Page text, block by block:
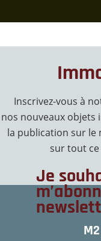
Inscrivez-vous à
nos nouveaux objets
la publication sur le
sur tout ce
Je